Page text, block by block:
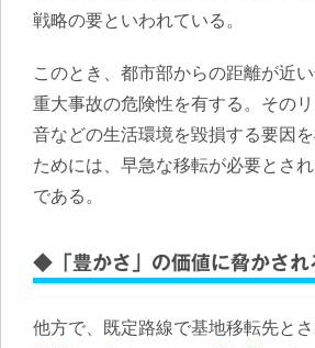
戦略の要といわれている。
このとき、都市部からの距離が近い
重大事故の危険性を有する。その
音などの生活環境を毀損する要因
ためには、早急な移転が必要とさ
である。
◆「豊かさ」の価値に脅かされ
他方で、既定路線で基地移転先とさ